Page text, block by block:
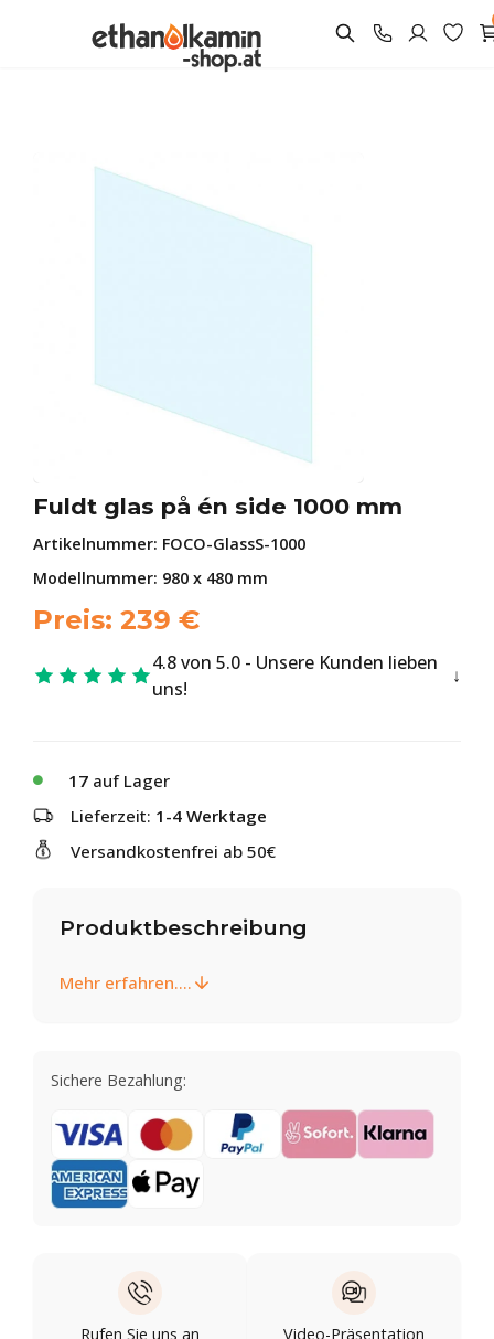
Fuldt glas på én side 1000 mm
Artikelnummer: FOCO-GlassS-1000
Modellnummer: 980 x 480 mm
Preis: 239 €
4.8 von 5.0 - Unsere Kunden lieben
uns!
17 auf Lager
Lieferzeit: 1-4 Werktage
Versandkostenfrei ab 50€
Produktbeschreibung
Mehr erfahren....
Sichere Bezahlung:
Rufen Sie uns an
Video-Präsentation